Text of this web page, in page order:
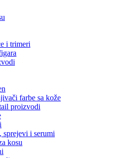
i trimeri
farbe sa kože
proizvodi
sprejevi i serumi
kosu